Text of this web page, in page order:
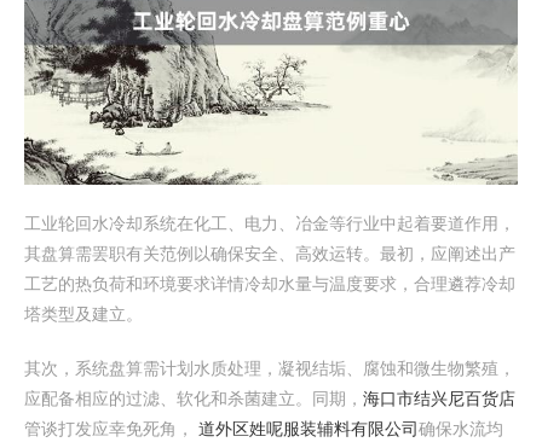
工业轮回水冷却系统在化工、电力、冶金等行业中起着要道作用，
其盘算需罢职有关范例以确保安全、高效运转。最初，应阐述出产
工艺的热负荷和环境要求详情冷却水量与温度要求，合理遴荐冷却
塔类型及建立。
其次，系统盘算需计划水质处理，凝视结垢、腐蚀和微生物繁殖，
应配备相应的过滤、软化和杀菌建立。同期， 海口市结兴尼百货店
管谈打发应幸免死角， 道外区姓呢服装辅料有限公司确保水流均